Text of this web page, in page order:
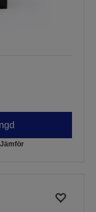
Jämför